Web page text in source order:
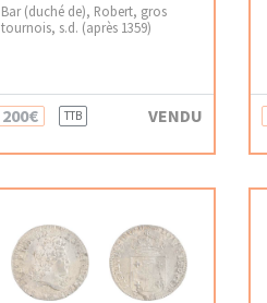
Bar (duché de), Robert, gros
tournois, s.d. (après 1359)
200€ TTB VENDU